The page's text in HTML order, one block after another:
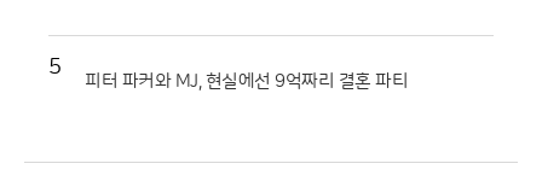
5
피터 파커와 MJ, 현실에선 9억짜리 결혼 파티